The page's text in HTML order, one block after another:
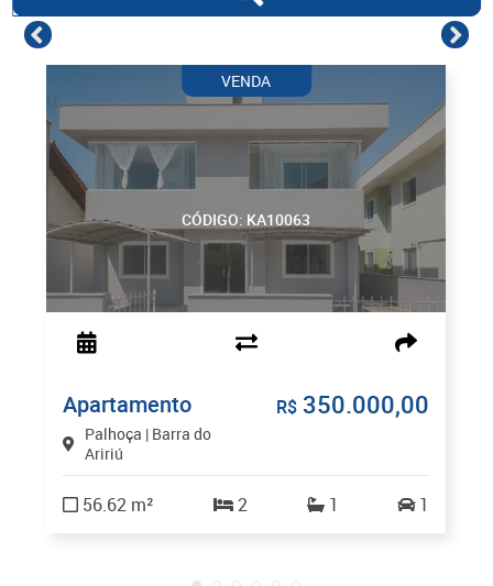
CÓDIGO: KA10063
VENDA
Apartamento
Palhoça | Barra do
Aririú
R$ 350.000,00
56.62 m² 2 1 1